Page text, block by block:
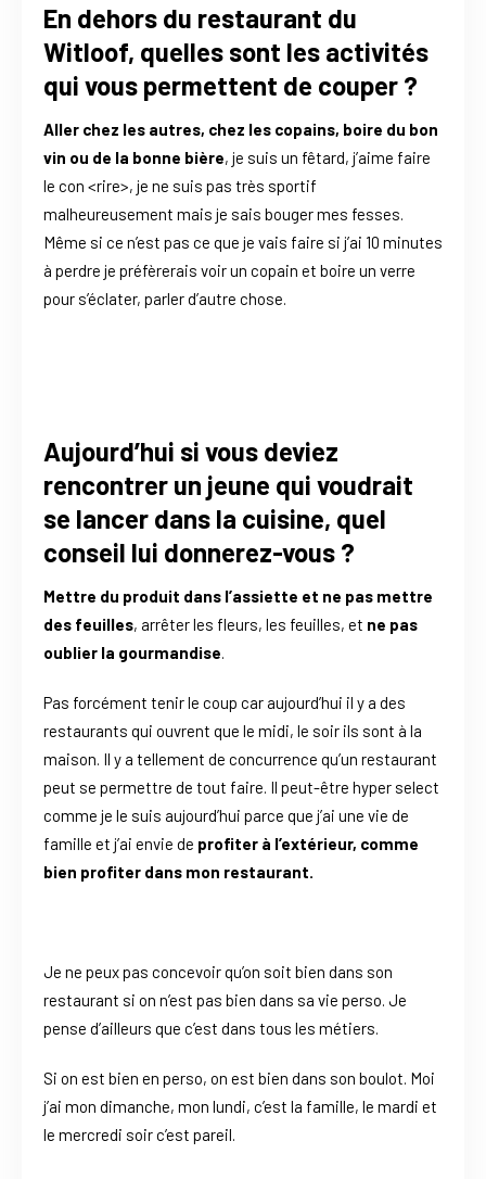
En dehors du restaurant du
Witloof, quelles sont les activités
qui vous permettent de couper ?
Aller chez les autres, chez les copains, boire du bon
vin ou de la bonne bière, je suis un fêtard, j’aime faire
le con <rire>, je ne suis pas très sportif
malheureusement mais je sais bouger mes fesses.
Même si ce n’est pas ce que je vais faire si j’ai 10 minutes
à perdre je préfèrerais voir un copain et boire un verre
pour s’éclater, parler d’autre chose.
Aujourd’hui si vous deviez
rencontrer un jeune qui voudrait
se lancer dans la cuisine, quel
conseil lui donnerez-vous ?
Mettre du produit dans l’assiette et ne pas mettre
des feuilles, arrêter les fleurs, les feuilles, et ne pas
oublier la gourmandise.
Pas forcément tenir le coup car aujourd’hui il y a des
restaurants qui ouvrent que le midi, le soir ils sont à la
maison. Il y a tellement de concurrence qu’un restaurant
peut se permettre de tout faire. Il peut-être hyper select
comme je le suis aujourd’hui parce que j’ai une vie de
famille et j’ai envie de profiter à l’extérieur, comme
bien profiter dans mon restaurant.
Je ne peux pas concevoir qu’on soit bien dans son
restaurant si on n’est pas bien dans sa vie perso. Je
pense d’ailleurs que c’est dans tous les métiers.
Si on est bien en perso, on est bien dans son boulot. Moi
j’ai mon dimanche, mon lundi, c’est la famille, le mardi et
le mercredi soir c’est pareil.